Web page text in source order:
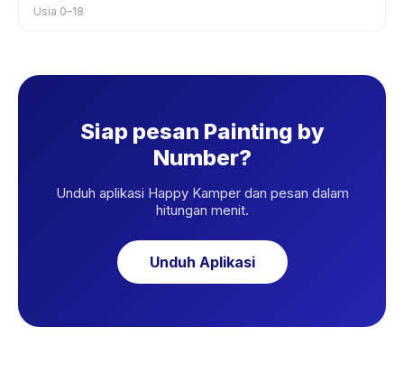
Usia 0–18
Siap pesan Painting by
Number?
Unduh aplikasi Happy Kamper dan pesan dalam
hitungan menit.
Unduh Aplikasi